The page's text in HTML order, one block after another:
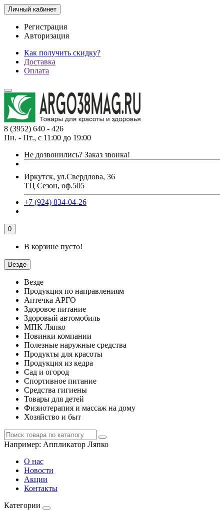
Личный кабинет
Регистрация
Авторизация
Как получить скидку?
Доставка
Оплата
8 (3952) 640 - 426
Пн. - Пт., с 11:00 до 19:00
Не дозвонились? Заказ звонка!
Иркутск, ул.Свердлова, 36
ТЦ Сезон, оф.505
+7 (924) 834-04-26
0
В корзине пусто!
Везде
Везде
Продукция по направлениям
Аптечка АРГО
Здоровое питание
Здоровый автомобиль
МПК Ляпко
Новинки компании
Полезные наружные средства
Продукты для красоты
Продукция из кедра
Сад и огород
Спортивное питание
Средства гигиены
Товары для детей
Физиотерапия и массаж на дому
Хозяйство и быт
Например: Аппликатор Ляпко
О нас
Новости
Акции
Контакты
Категории